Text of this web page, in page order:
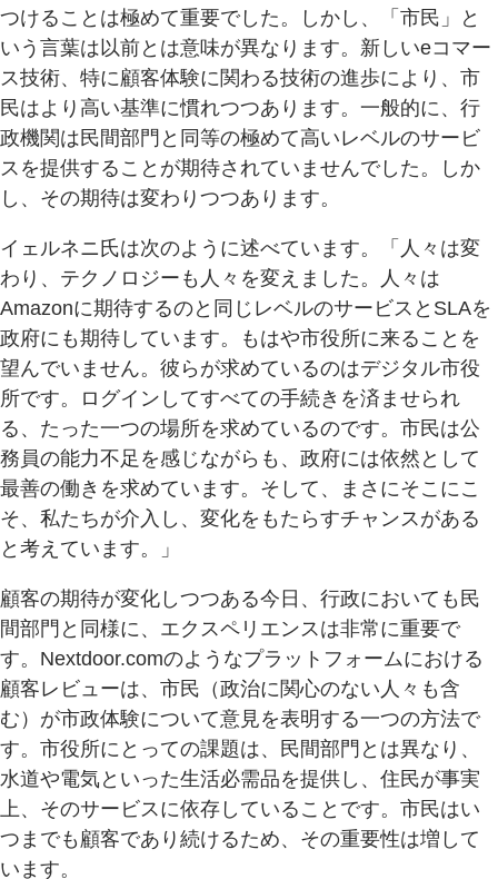
つけることは極めて重要でした。しかし、「市民」と
いう言葉は以前とは意味が異なります。新しいeコマー
ス技術、特に顧客体験に関わる技術の進歩により、市
民はより高い基準に慣れつつあります。一般的に、行
政機関は民間部門と同等の極めて高いレベルのサービ
スを提供することが期待されていませんでした。しか
し、その期待は変わりつつあります。
イェルネニ氏は次のように述べています。「人々は変
わり、テクノロジーも人々を変えました。人々は
Amazonに期待するのと同じレベルのサービスとSLAを
政府にも期待しています。もはや市役所に来ることを
望んでいません。彼らが求めているのはデジタル市役
所です。ログインしてすべての手続きを済ませられ
る、たった一つの場所を求めているのです。市民は公
務員の能力不足を感じながらも、政府には依然として
最善の働きを求めています。そして、まさにそこにこ
そ、私たちが介入し、変化をもたらすチャンスがある
と考えています。」
顧客の期待が変化しつつある今日、行政においても民
間部門と同様に、エクスペリエンスは非常に重要で
す。Nextdoor.comのようなプラットフォームにおける
顧客レビューは、市民（政治に関心のない人々も含
む）が市政体験について意見を表明する一つの方法で
す。市役所にとっての課題は、民間部門とは異なり、
水道や電気といった生活必需品を提供し、住民が事実
上、そのサービスに依存していることです。市民はい
つまでも顧客であり続けるため、その重要性は増して
います。